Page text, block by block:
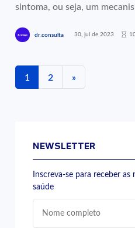
sintoma, ou seja, um
dr.consulta 30, jul de 2023
1 2 »
NEWSLETTER
Inscreva-se para receber
saúde